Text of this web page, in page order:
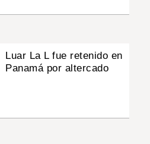
Luar La L fue retenido en
Panamá por altercado